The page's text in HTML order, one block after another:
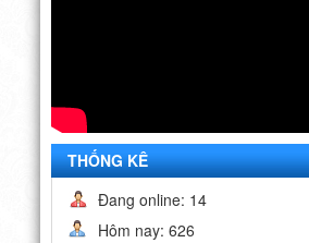
THỐNG KÊ
Đang online: 14
Hôm nay: 626